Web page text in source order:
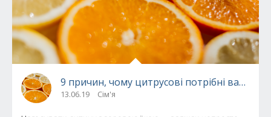
9 причин, чому цитрусові потрібні вашій
13.06.19 Сім'я